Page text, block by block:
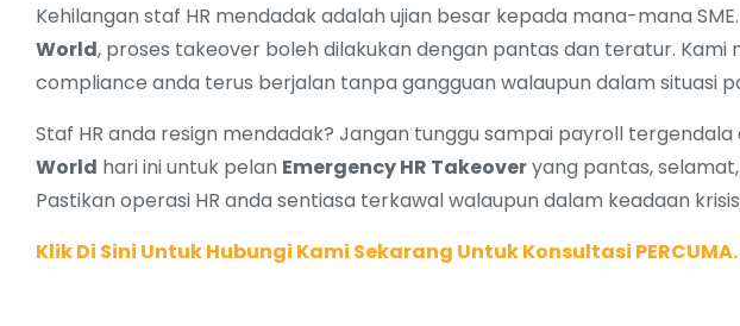
Kehilangan staf HR mendadak adalah ujian besar kepada mana-mana
World, proses takeover boleh dilakukan dengan pantas dan teratur. Kami
compliance anda terus berjalan tanpa gangguan walaupun dalam situasi
Staf HR anda resign mendadak? Jangan tunggu sampai payroll tergendala
World hari ini untuk pelan Emergency HR Takeoveryang pantas,
Pastikan operasi HR anda sentiasa terkawal walaupun dalam keadaan
Klik Di Sini Untuk Hubungi Kami Sekarang Untuk Konsultasi PERCUMA.